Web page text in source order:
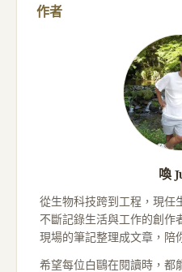
作者
喚
從生物科技跨到工程，現任
不斷記錄生活與工作的創作
現場的筆記整理成文章，陪
希望每位白鷗在閱讀時，都